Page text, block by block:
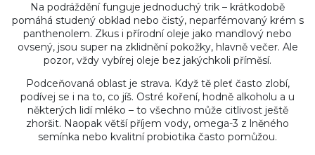
Na podráždění funguje jednoduchý trik – krátkodobě
pomáhá studený obklad nebo čistý, neparfémovaný krém s
panthenolem. Zkus i přírodní oleje jako mandlový nebo
ovsený, jsou super na zklidnění pokožky, hlavně večer. Ale
pozor, vždy vybírej oleje bez jakýchkoli příměsí.
Podceňovaná oblast je strava. Když tě pleť často zlobí,
podívej se i na to, co jíš. Ostré koření, hodně alkoholu a u
některých lidí mléko – to všechno může citlivost ještě
zhoršit. Naopak větší příjem vody, omega-3 z lněného
semínka nebo kvalitní probiotika často pomůžou.